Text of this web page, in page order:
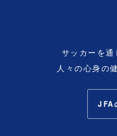
サッカーを通
人々の心身の
JFA